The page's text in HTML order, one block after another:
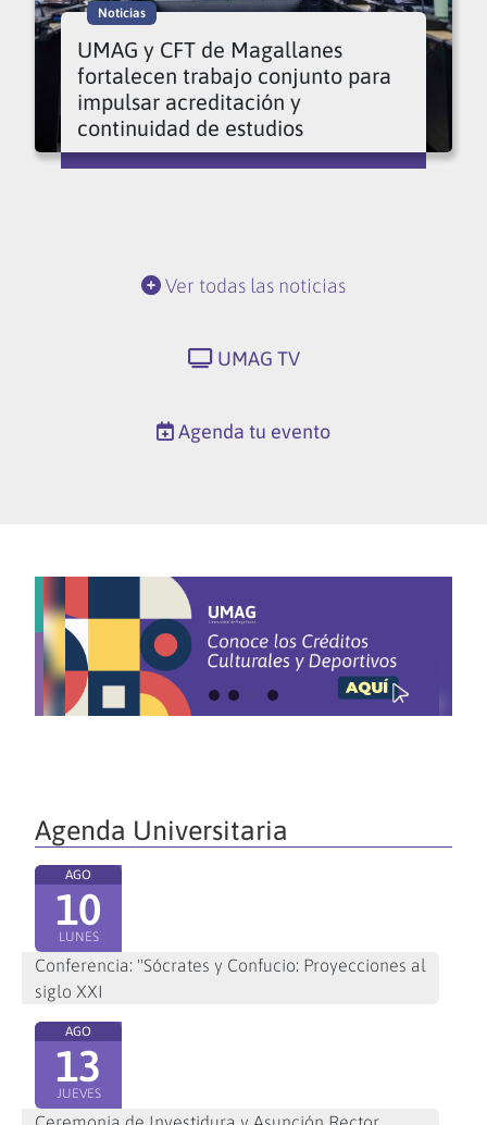
Noticias
UMAG y CFT de Magallanes
fortalecen trabajo conjunto para
impulsar acreditación y
continuidad de estudios
Ver todas las noticias
UMAG TV
Agenda tu evento
Agenda Universitaria
AGO
10
LUNES
Conferencia: "Sócrates y Confucio: Proyecciones al
siglo XXI
AGO
13
JUEVES